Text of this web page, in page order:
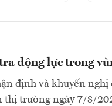
động lực trong
định và khuyến nghị
thị trường ngày 7/8/